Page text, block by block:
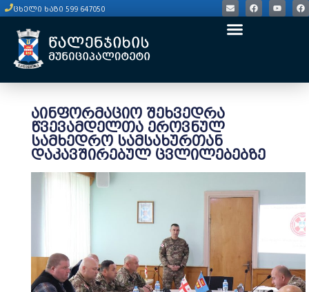
ცხელი ხაზი 599 647050
აინფორმაციო შეხვედრა
წვევამდელთა ეროვნულ
სამხედრო სამსახურთან
დაკავშირებულ ცვლილებებზე